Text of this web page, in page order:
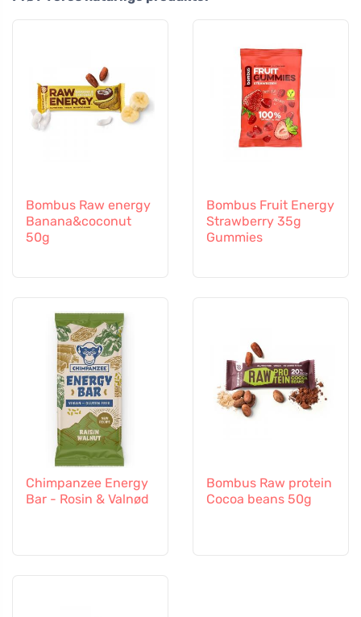
Bombus Raw energy
Banana&coconut
50g
Bombus Fruit Energy
Strawberry 35g
Gummies
Chimpanzee Energy
Bar - Rosin & Valnød
Bombus Raw protein
Cocoa beans 50g